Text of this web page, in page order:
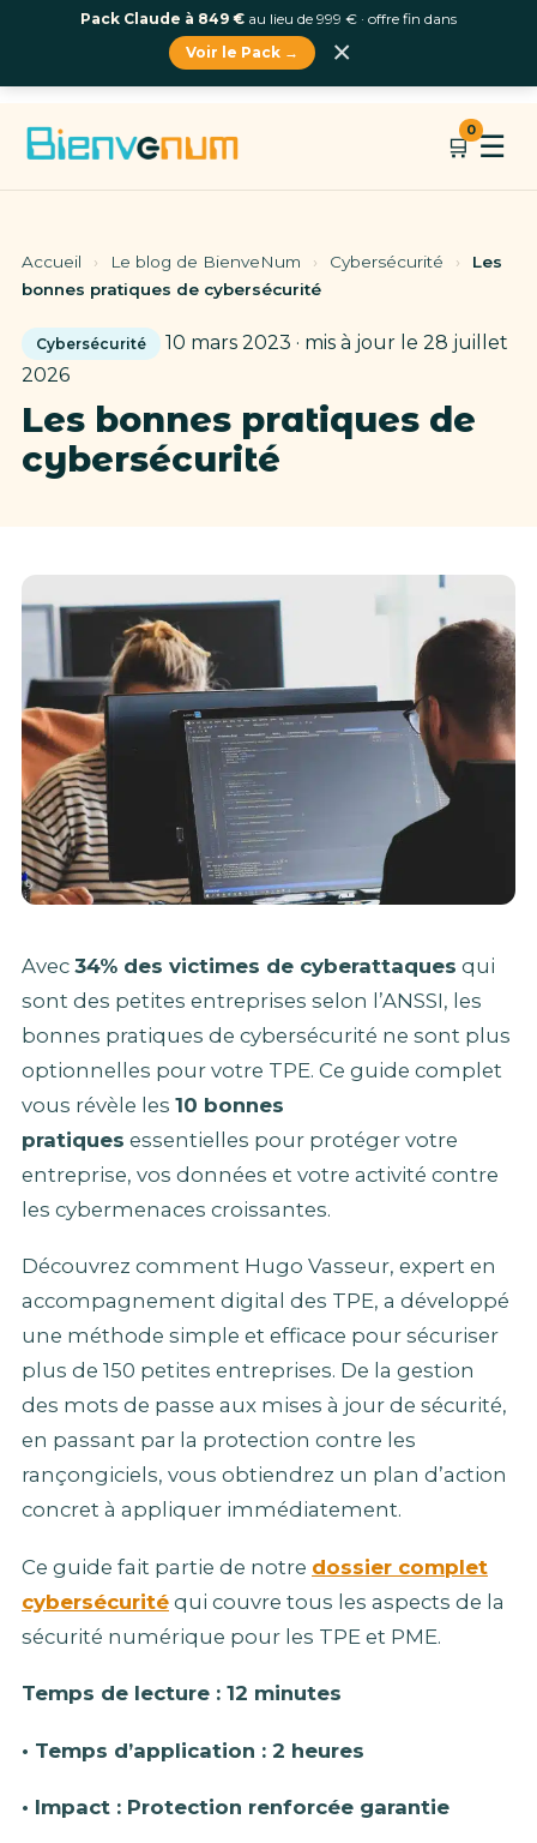
🛒
0
☰
Accueil › Le blog de BienveNum › Cybersécurité ›
Les
bonnes pratiques de cybersécurité
Cybersécurité
10 mars 2023 · mis à jour le 28 juillet
2026
Les bonnes pratiques de
cybersécurité
Avec 34% des victimes de cyberattaques qui
sont des petites entreprises selon l’ANSSI, les
bonnes pratiques de cybersécurité ne sont plus
optionnelles pour votre TPE. Ce guide complet
vous révèle les 10 bonnes
pratiques essentielles pour protéger votre
entreprise, vos données et votre activité contre
les cybermenaces croissantes.
Découvrez comment Hugo Vasseur, expert en
accompagnement digital des TPE, a développé
une méthode simple et efficace pour sécuriser
plus de 150 petites entreprises. De la gestion
des mots de passe aux mises à jour de sécurité,
en passant par la protection contre les
rançongiciels, vous obtiendrez un plan d’action
concret à appliquer immédiatement.
Ce guide fait partie de notre dossier complet
cybersécurité qui couvre tous les aspects de la
sécurité numérique pour les TPE et PME.
Temps de lecture : 12 minutes
• Temps d’application : 2 heures
• Impact : Protection renforcée garantie
Pack Claude à 849 € au lieu de 999 € · offre fin dans
Voir le Pack →
×